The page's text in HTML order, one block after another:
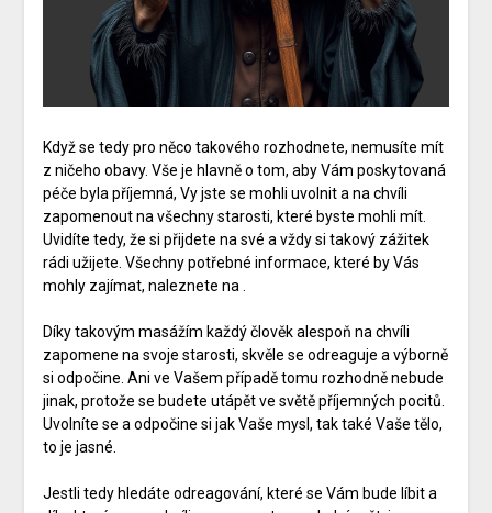
Když se tedy pro něco takového rozhodnete, nemusíte mít
z ničeho obavy. Vše je hlavně o tom, aby Vám poskytovaná
péče byla příjemná, Vy jste se mohli uvolnit a na chvíli
zapomenout na všechny starosti, které byste mohli mít.
Uvidíte tedy, že si přijdete na své a vždy si takový zážitek
rádi užijete. Všechny potřebné informace, které by Vás
mohly zajímat, naleznete na
Díky takovým masážím každý člověk alespoň na chvíli
zapomene na svoje starosti, skvěle se odreaguje a výborně
si odpočine. Ani ve Vašem případě tomu rozhodně nebude
jinak, protože se budete utápět ve světě příjemných pocitů.
Uvolníte se a odpočine si jak Vaše mysl, tak také Vaše tělo,
to je jasné.
Jestli tedy hledáte odreagování, které se Vám bude líbit a